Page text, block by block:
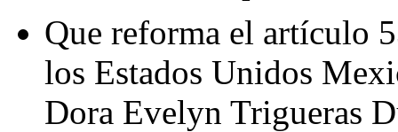
Que reforma el artículo
los Estados Unidos
Dora Evelyn Trigueras